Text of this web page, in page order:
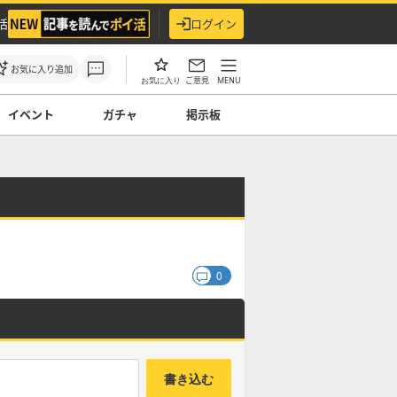
ログイン
お気に入り追加
お気に入り ご意見 MENU
イベント ガチャ 掲示板
0
書き込む